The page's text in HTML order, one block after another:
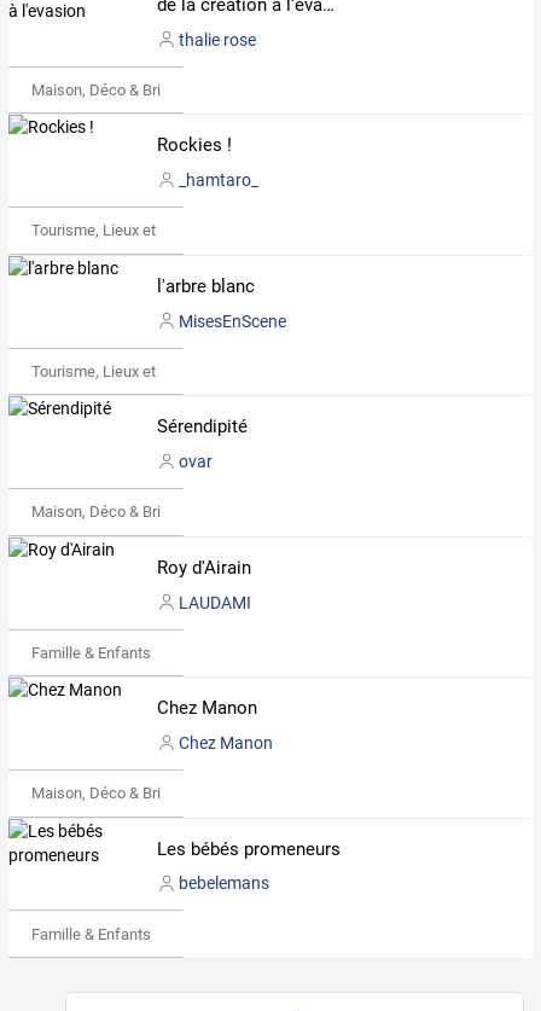
de la creation à l'evasion
thalie rose
Maison, Déco & Bricolage
Rockies !
_hamtaro_
Tourisme, Lieux et Événements
l'arbre blanc
MisesEnScene
Tourisme, Lieux et Événements
Sérendipité
ovar
Maison, Déco & Bricolage
Roy d'Airain
LAUDAMI
Famille & Enfants
Chez Manon
Chez Manon
Maison, Déco & Bricolage
Les bébés promeneurs
bebelemans
Famille & Enfants